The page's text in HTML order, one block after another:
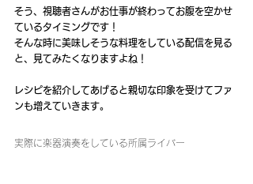
そう、視聴者さんがお仕事が終わってお腹を空かせ
ているタイミングです！
そんな時に美味しそうな料理をしている配信を見る
と、見てみたくなりますよね！
レシピを紹介してあげると親切な印象を受けてファ
ンも増えていきます。
実際に楽器演奏をしている所属ライバー